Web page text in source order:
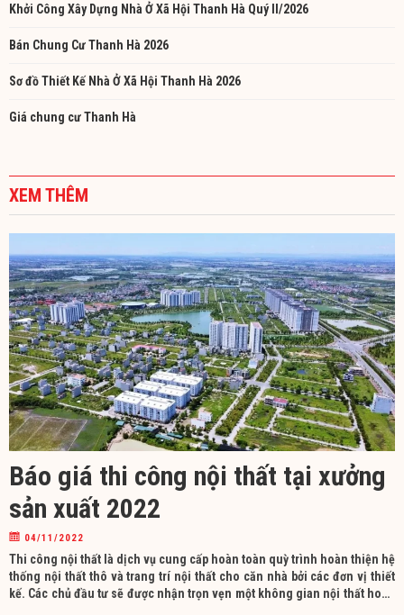
Khởi Công Xây Dựng Nhà Ở Xã Hội Thanh Hà Quý II/2026
Bán Chung Cư Thanh Hà 2026
Sơ đồ Thiết Kế Nhà Ở Xã Hội Thanh Hà 2026
Giá chung cư Thanh Hà
XEM THÊM
Báo giá thi công nội thất tại xưởng
sản xuất 2022
04/11/2022
Thi công nội thất là dịch vụ cung cấp hoàn toàn quỳ trình hoàn thiện hệ
thống nội thất thô và trang trí nội thất cho căn nhà bởi các đơn vị thiết
kế. Các chủ đầu tư sẽ được nhận trọn vẹn một không gian nội thất hoàn